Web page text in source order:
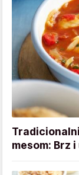
mesom: Brz